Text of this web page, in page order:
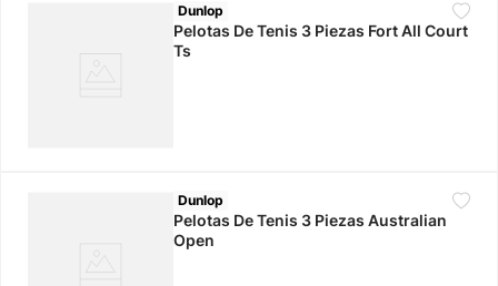
Dunlop
Pelotas De Tenis 3 Piezas Fort All Court
Ts
Dunlop
Pelotas De Tenis 3 Piezas Australian
Open